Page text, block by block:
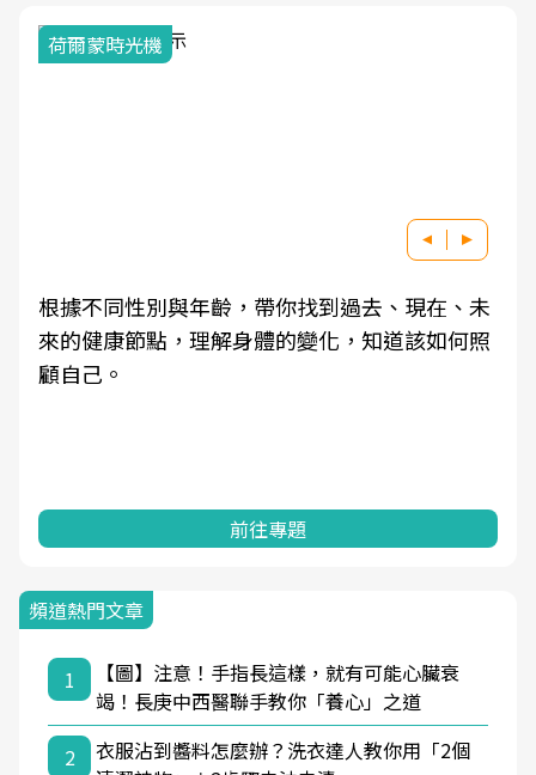
荷爾蒙時光機
根據不同性別與年齡，帶你找到過去、現在、未
來的健康節點，理解身體的變化，知道該如何照
顧自己。
前往專題
頻道熱門文章
1
【圖】注意！手指長這樣，就有可能心臟衰
竭！長庚中西醫聯手教你「養心」之道
2
衣服沾到醬料怎麼辦？洗衣達人教你用「2個